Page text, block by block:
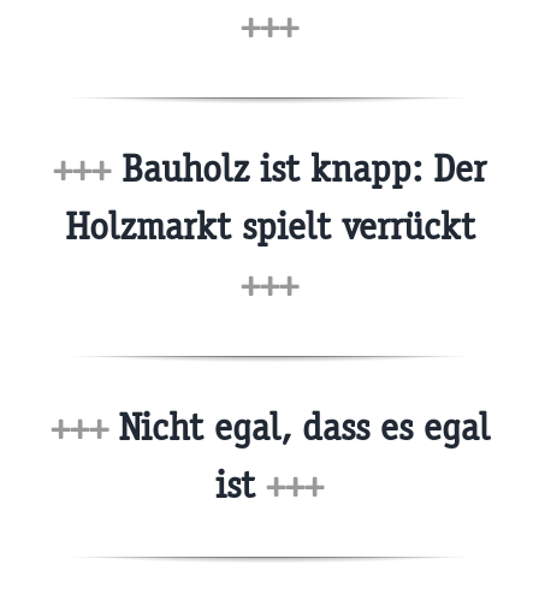
+++
+++Bauholz ist knapp: Der
Holzmarkt spielt verrückt
+++
+++Nicht egal, dass es egal
ist +++